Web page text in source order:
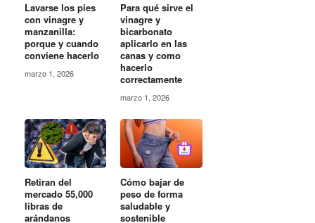
Lavarse los pies
con vinagre y
manzanilla:
porque y cuando
conviene hacerlo
marzo 1, 2026
Para qué sirve el
vinagre y
bicarbonato
aplicarlo en las
canas y como
hacerlo
correctamente
marzo 1, 2026
Retiran del
mercado 55,000
libras de
arándanos
Cómo bajar de
peso de forma
saludable y
sostenible